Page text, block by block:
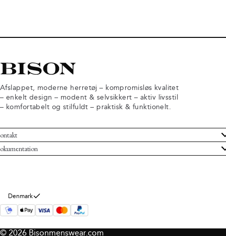
Afslappet, moderne herretøj – kompromisløs kvalitet
– enkelt design – modent & selvsikkert – aktiv livsstil
– komfortabelt og stilfuldt – praktisk & funktionelt.
Bisoninformation
Denmark
© 2026 Bisonmenswear.com